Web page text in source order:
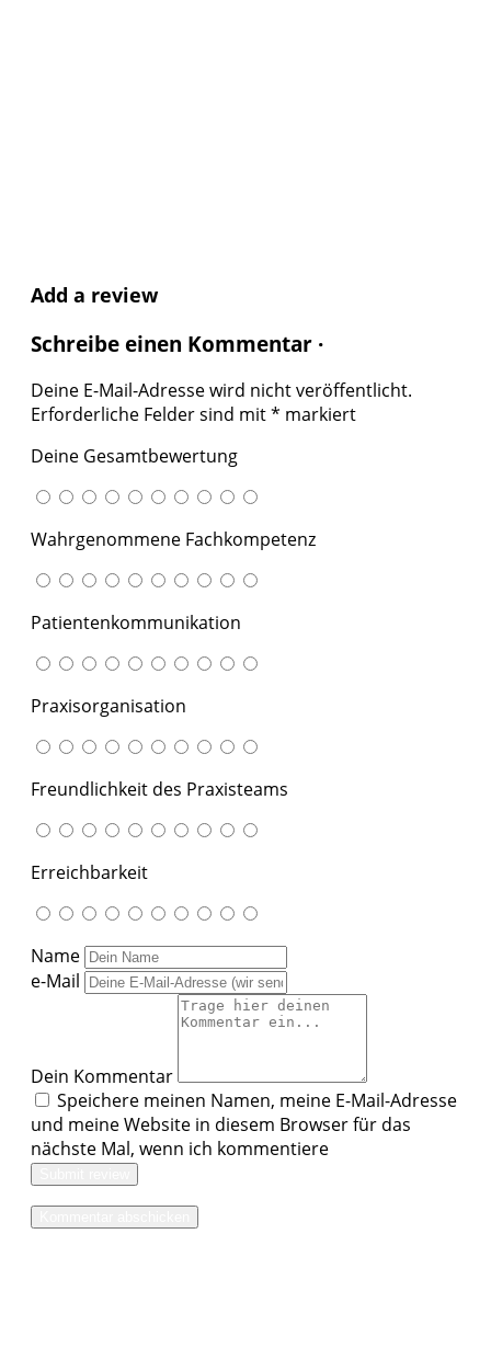
Add a review
Schreibe einen Kommentar ·
Deine E-Mail-Adresse wird nicht veröffentlicht.
Erforderliche Felder sind mit* markiert
Deine Gesamtbewertung
Wahrgenommene Fachkompetenz
Patientenkommunikation
Praxisorganisation
Freundlichkeit des Praxisteams
Erreichbarkeit
Name
e-Mail
Dein Kommentar
Speichere meinen Namen, meine E-Mail-Adresse
und meine Website in diesem Browser für das
nächste Mal, wenn ich kommentiere